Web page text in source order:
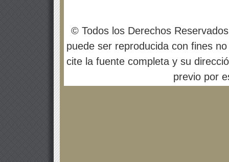
© Todos los Derechos
puede ser reproducida con fines
cite la fuente completa y su
previo por